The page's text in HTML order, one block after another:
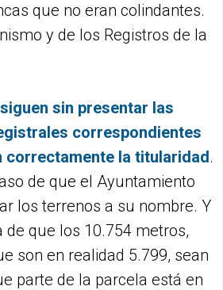
que no eran colindantes.
y de los Registros de la
sin presentar las
correspondientes
correctamente la titularidad.
de que el Ayuntamiento
los terrenos a su nombre. Y
de que los 10.754 metros,
son en realidad 5.799, sean
parte de la parcela está en